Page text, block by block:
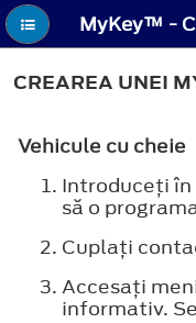
MyKey™ -
CREAREA UNEI
Vehicule cu cheie
Introduceţi
să o
Cuplaţi
Accesaţi
informativ.